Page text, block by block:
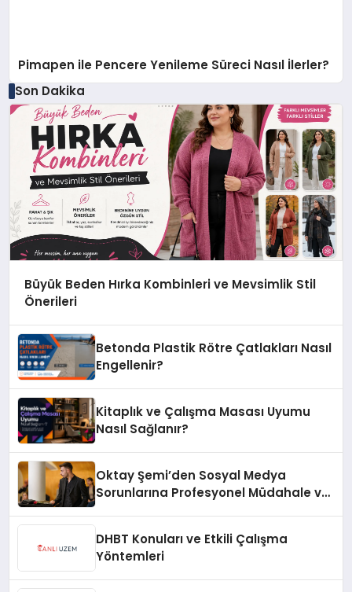
Pimapen ile Pencere Yenileme Süreci Nasıl İlerler?
Son Dakika
Büyük Beden Hırka Kombinleri ve Mevsimlik Stil
Önerileri
Betonda Plastik Rötre Çatlakları Nasıl
Engellenir?
Kitaplık ve Çalışma Masası Uyumu
Nasıl Sağlanır?
Oktay Şemi’den Sosyal Medya
Sorunlarına Profesyonel Müdahale ve
DHBT Konuları ve Etkili Çalışma
Yöntemleri